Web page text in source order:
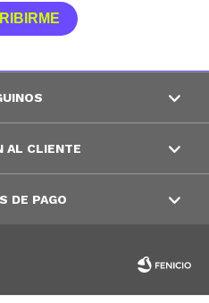
AL CLIENTE
DE PAGO